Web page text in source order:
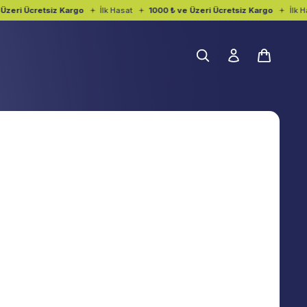
Ücretsiz Kargo İlk Hasat 1000 ₺ ve Üzeri Ücretsiz Kargo İlk